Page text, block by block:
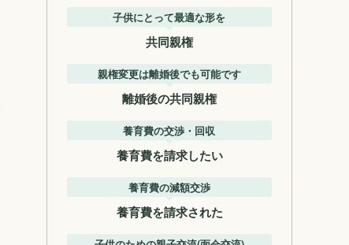
子供にとって最適な形を
共同親権
親権変更は離婚後でも可能です
離婚後の共同親権
養育費の交渉・回収
養育費を請求したい
養育費の減額交渉
養育費を請求された